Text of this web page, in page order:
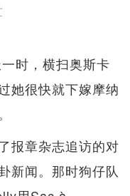
时，横扫奥斯卡
她很快就下嫁摩纳
报章杂志追访的对
新闻。那时狗仔队